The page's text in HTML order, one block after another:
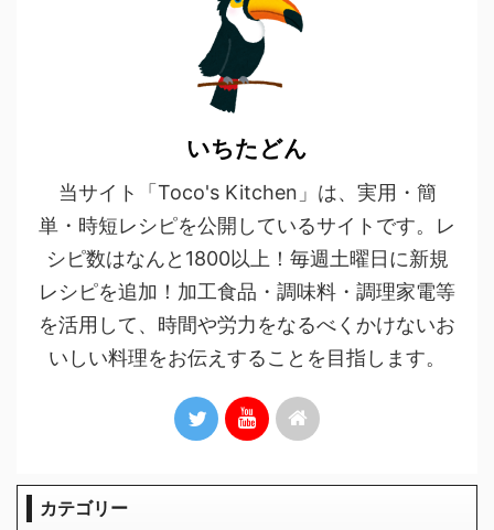
いちたどん
当サイト「Toco's Kitchen」は、実用・簡
単・時短レシピを公開しているサイトです。レ
シピ数はなんと1800以上！毎週土曜日に新規
レシピを追加！加工食品・調味料・調理家電等
を活用して、時間や労力をなるべくかけないお
いしい料理をお伝えすることを目指します。
カテゴリー